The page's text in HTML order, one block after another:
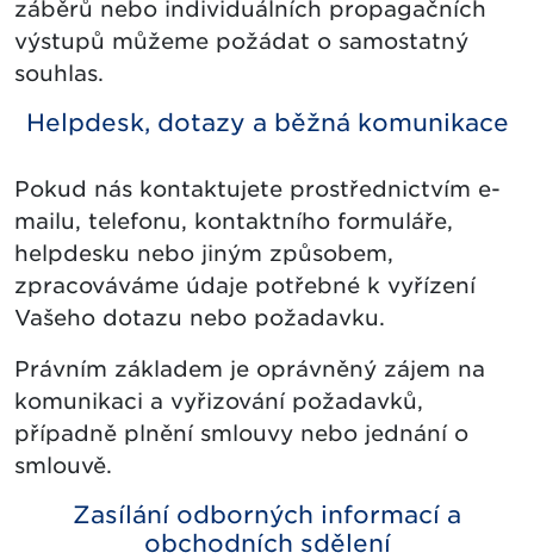
záběrů nebo individuálních propagačních
výstupů můžeme požádat o samostatný
souhlas.
Helpdesk, dotazy a běžná komunikace
Pokud nás kontaktujete prostřednictvím e-
mailu, telefonu, kontaktního formuláře,
helpdesku nebo jiným způsobem,
zpracováváme údaje potřebné k vyřízení
Vašeho dotazu nebo požadavku.
Právním základem je oprávněný zájem na
komunikaci a vyřizování požadavků,
případně plnění smlouvy nebo jednání o
smlouvě.
Zasílání odborných informací a
obchodních sdělení